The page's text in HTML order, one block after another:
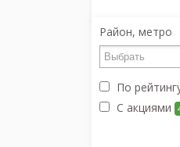
Район, метро
По
С акциями